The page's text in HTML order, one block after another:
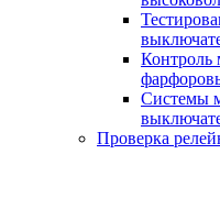
Контроль
Системы
Проверка